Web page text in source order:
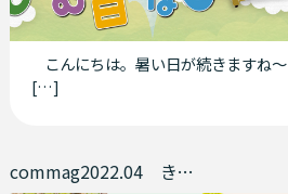
こんにちは。暑い日が続きますね〜
[…]
commag2022.04 きっとあなたもトリコ ドライマジック